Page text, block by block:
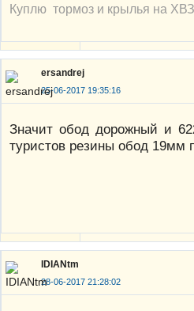
Куплю тормоз и крылья на
ersandrej
25-06-2017 19:35:16
Значит обод дорожный и
туристов резины обод 19мм
IDIANtm
28-06-2017 21:28:02